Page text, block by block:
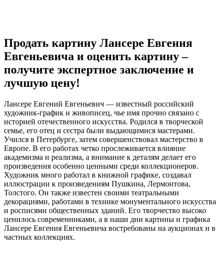
Продать картину Лансере Евгения
Евгеньевича и оценить картину –
получите экспертное заключение и
лучшую цену!
Лансере Евгений Евгеньевич — известный российский
художник-график и живописец, чье имя прочно связано с
историей отечественного искусства. Родился в творческой
семье, его отец и сестра были выдающимися мастерами.
Учился в Петербурге, затем совершенствовал мастерство в
Европе. В его работах четко прослеживается влияние
академизма и реализма, а внимание к деталям делает его
произведения особенно ценными среди коллекционеров.
Художник много работал в книжной графике, создавал
иллюстрации к произведениям Пушкина, Лермонтова,
Толстого. Он также известен своими театральными
декорациями, работами в технике монументального искусства
и росписями общественных зданий. Его творчество высоко
ценилось современниками, а в наши дни картины и графика
Лансере Евгения Евгеньевича востребованы на аукционах и в
частных коллекциях.